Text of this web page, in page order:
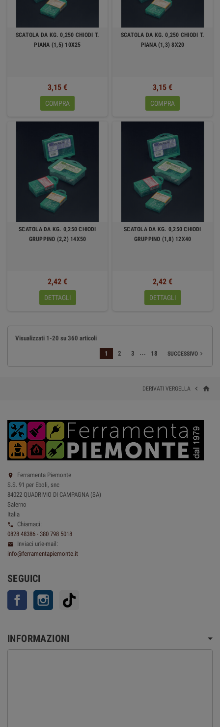
SCATOLA DA KG. 0,250 CHIODI T.
PIANA (1,5) 10X25
3,15 €
COMPRA
SCATOLA DA KG. 0,250 CHIODI T.
PIANA (1,3) 8X20
3,15 €
COMPRA
SCATOLA DA KG. 0,250 CHIODI
GRUPPINO (2,2) 14X50
2,42 €
DETTAGLI
SCATOLA DA KG. 0,250 CHIODI
GRUPPINO (1,8) 12X40
2,42 €
DETTAGLI
Visualizzati 1-20 su 360 articoli
1 2 3 … 18 SUCCESSIVO 
home

DERIVATI VERGELLA

Ferramenta Piemonte
S.S. 91 per Eboli, snc
84022 QUADRIVIO DI CAMPAGNA (SA)
Salerno
Italia

Chiamaci:
0828 48386 - 380 798 5018

Inviaci un'e-mail:
info@ferramentapiemonte.it
SEGUICI
Facebook Instagram
INFORMAZIONI